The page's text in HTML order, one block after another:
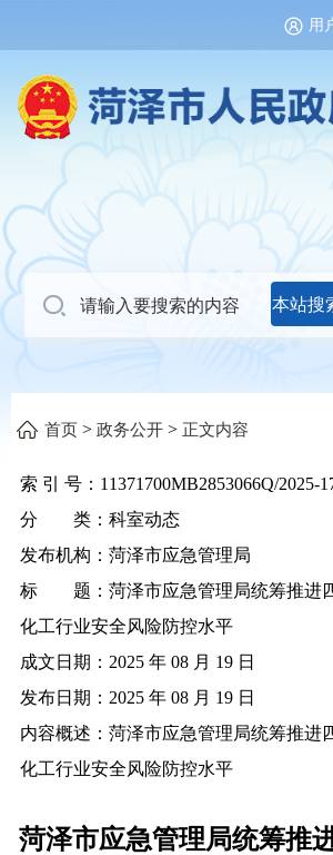
用
本站搜
首页 > 政务公开 > 正文内容
索 引 号： 11371700MB2853066Q/2025-
分 类： 科室动态
发布机构： 菏泽市应急管理局
标 题： 菏泽市应急管理局统筹推进
化工行业安全风险防控水平
成文日期： 2025 年 08 月 19 日
发布日期： 2025 年 08 月 19 日
内容概述： 菏泽市应急管理局统筹推进
化工行业安全风险防控水平
菏泽市应急管理局统筹推